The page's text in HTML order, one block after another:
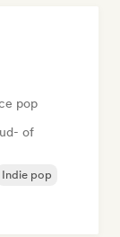
pop
of
Indie pop